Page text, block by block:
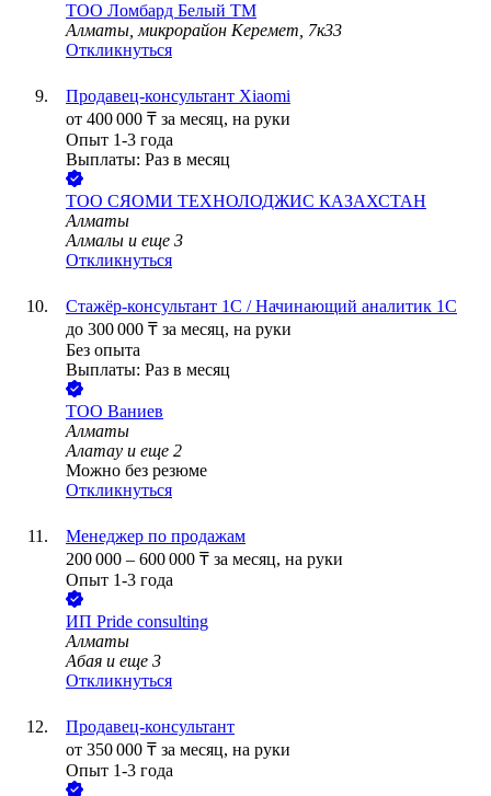
ТОО Ломбард Белый TM
Алматы, микрорайон Керемет, 7к33
Откликнуться
Продавец-консультант Xiaomi
от 400 000 ₸ за месяц, на руки
Опыт 1-3 года
Выплаты: Раз в месяц
ТОО СЯОМИ ТЕХНОЛОДЖИС КАЗАХСТАН
Алматы
Алмалы и еще 3
Откликнуться
Стажёр-консультант 1С / Начинающий аналитик 1С
до 300 000 ₸ за месяц, на руки
Без опыта
Выплаты: Раз в месяц
ТОО Ваниев
Алматы
Алатау и еще 2
Можно без резюме
Откликнуться
Менеджер по продажам
200 000 – 600 000 ₸ за месяц, на руки
Опыт 1-3 года
ИП Pride consulting
Алматы
Абая и еще 3
Откликнуться
Продавец-консультант
от 350 000 ₸ за месяц, на руки
Опыт 1-3 года